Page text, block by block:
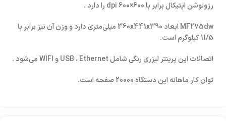
رزولوشن اپتیکال برابر با 600×600 dpi را دارد .
MF275dw ابعاد 360x441x390 میلی‌متری دارد و وزن آن نیز برابر با
11/5 کیلوگرم است.
اتصالات این پرینتر لیزری رنگی شامل USB ، Ethernet و WIFI می‌شود .
توان کار ماهانه این دستگاه 20000 صفحه است.